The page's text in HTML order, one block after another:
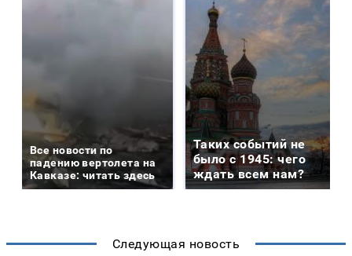
Все новости по
падению вертолета на
Кавказе: читать здесь
Таких событий не
было с 1945: чего
ждать всем нам?
Следующая новость